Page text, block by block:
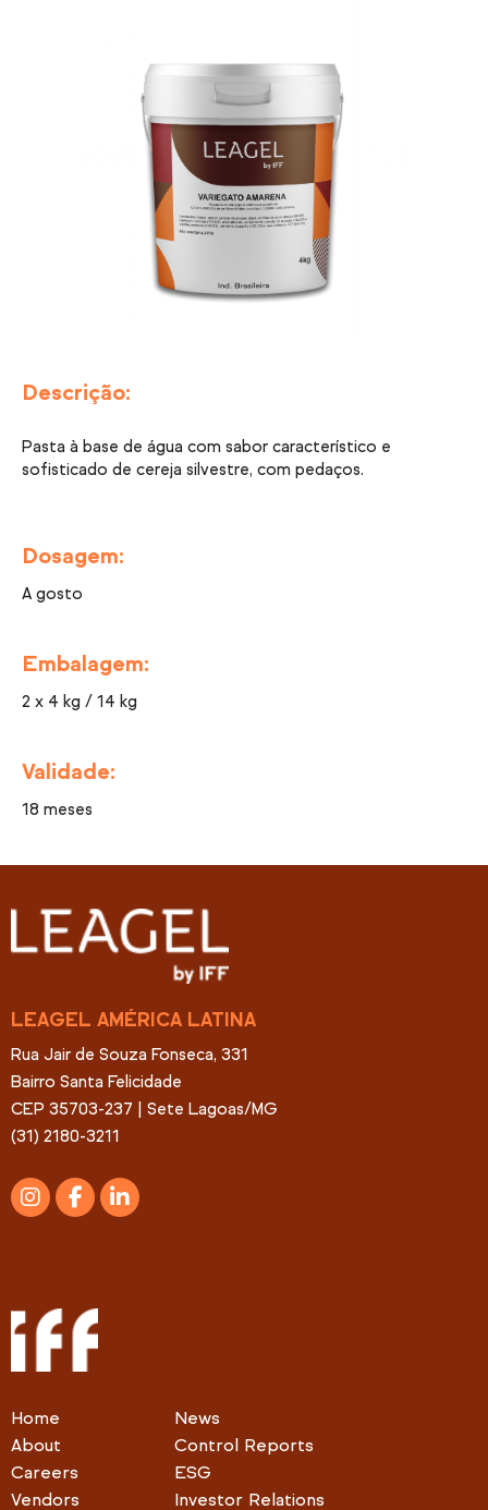
Descrição:
Pasta à base de água com sabor característico e
sofisticado de cereja silvestre, com pedaços.
Dosagem:
A gosto
Embalagem:
2 x 4 kg / 14 kg
Validade:
18 meses
LEAGEL AMÉRICA LATINA
Rua Jair de Souza Fonseca, 331
Bairro Santa Felicidade
CEP 35703-237 | Sete Lagoas/MG
(31) 2180-3211
Home
About
Careers
Vendors
News
Control Reports
ESG
Investor Relations